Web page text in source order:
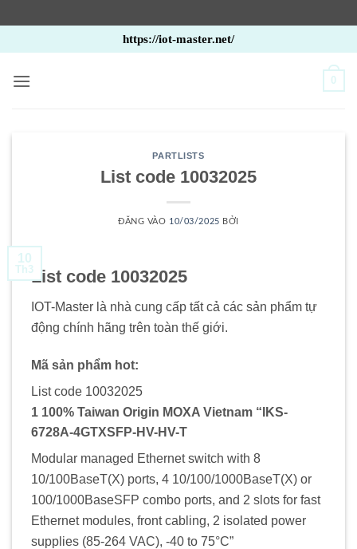
qua
nội
https://iot-master.net/
0
PARTLISTS
List code 10032025
ĐĂNG VÀO 10/03/2025 BỞI
10
Th3List code 10032025
IOT-Master là nhà cung cấp tất cả các sản phẩm tự
động chính hãng trên toàn thế giới.
Mã sản phẩm hot:
List code 10032025
1 100% Taiwan Origin MOXA Vietnam “IKS-
6728A-4GTXSFP-HV-HV-T
Modular managed Ethernet switch with 8
10/100BaseT(X) ports, 4 10/100/1000BaseT(X) or
100/1000BaseSFP combo ports, and 2 slots for fast
Ethernet modules, front cabling, 2 isolated power
supplies (85-264 VAC), -40 to 75°C”